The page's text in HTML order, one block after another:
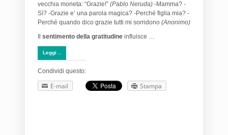
vecchia moneta: “Grazie!” (Pablo Neruda) -Mamma? -
Sì? -Grazie e’ una parola magica? -Perché figlia mia? -
Perché quando dico grazie tutti mi sorridono (Anonimo)
sentimento della gratitudine influisce …
Leggi ..
Condividi questo:
E-mail Stampa